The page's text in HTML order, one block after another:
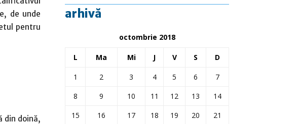
de unde
pentru
din doină,
arhivă
octombrie 2018
L Ma Mi J V S D
1 2 3 4 5 6
7
8
9 10 11 12 13
14
15
16 17 18 19 20
21